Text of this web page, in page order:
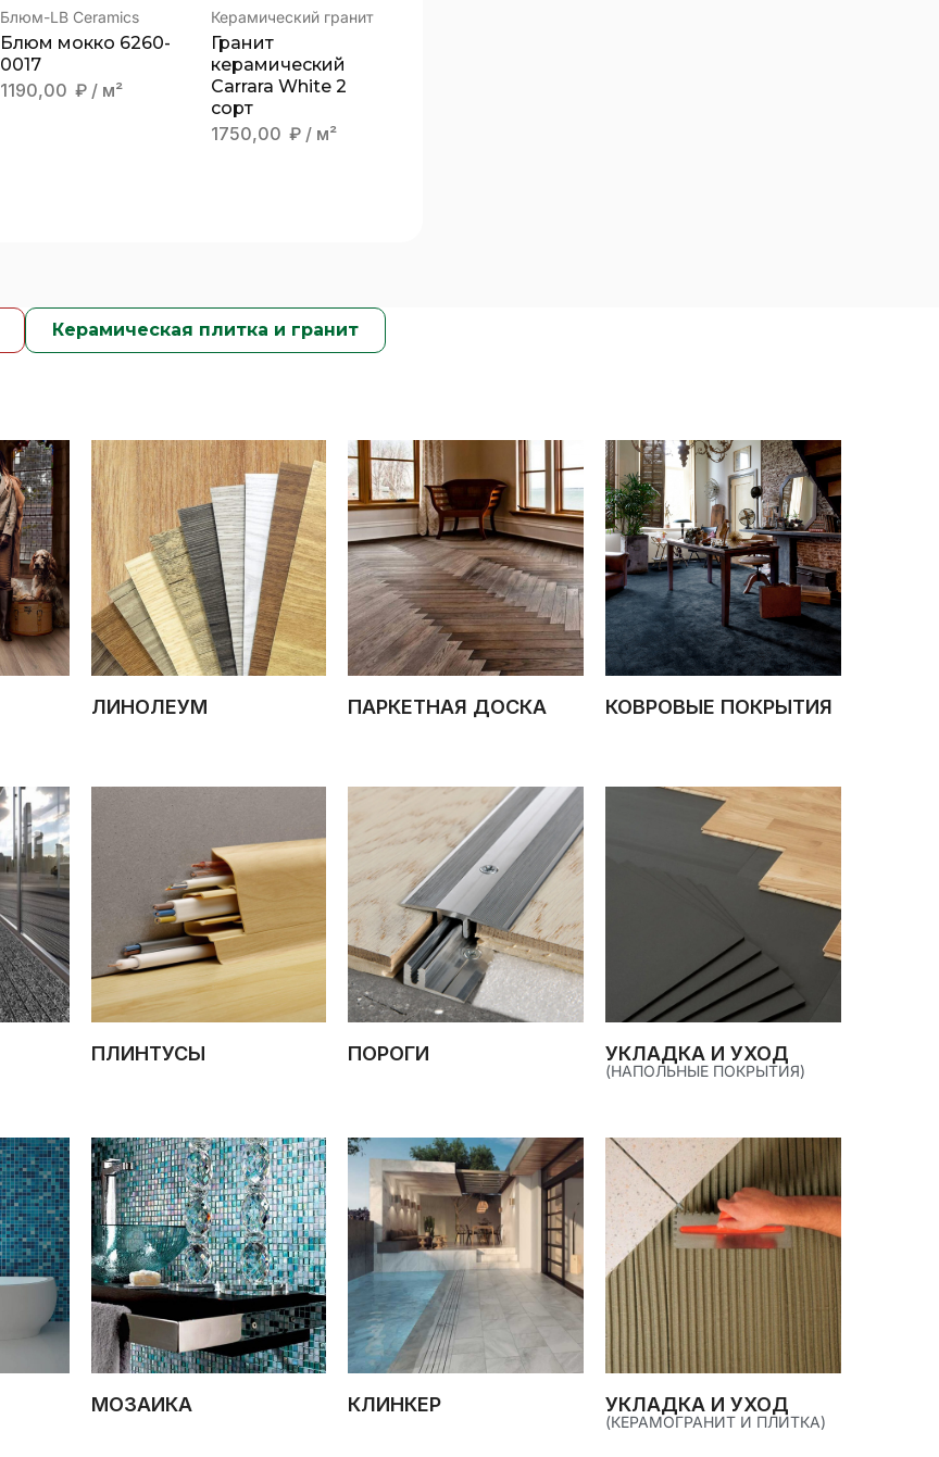
Блюм-LB Ceramics
Блюм мокко 6260-
0017
1190,00 ₽ / м²
Керамический гранит
Гранит
керамический
Carrara White 2
сорт
1750,00 ₽ / м²
Керамическая плитка и гранит
ЛИНОЛЕУМ ПАРКЕТНАЯ ДОСКА КОВРОВЫЕ ПОКРЫТИЯ
ПЛИНТУСЫ ПОРОГИ УКЛАДКА И УХОД
(НАПОЛЬНЫЕ ПОКРЫТИЯ)
МОЗАИКА КЛИНКЕР УКЛАДКА И УХОД
(КЕРАМОГРАНИТ И ПЛИТКА)